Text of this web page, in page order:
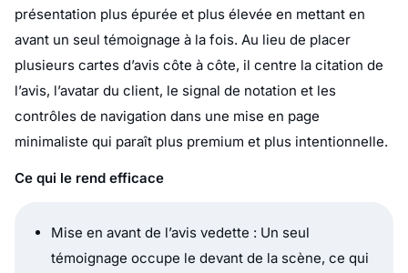
présentation plus épurée et plus élevée en mettant en
avant un seul témoignage à la fois. Au lieu de placer
plusieurs cartes d’avis côte à côte, il centre la citation de
l’avis, l’avatar du client, le signal de notation et les
contrôles de navigation dans une mise en page
minimaliste qui paraît plus premium et plus intentionnelle.
Ce qui le rend efficace
Mise en avant de l’avis vedette : Un seul
témoignage occupe le devant de la scène, ce qui